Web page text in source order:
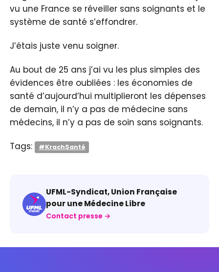
vu une France se réveiller sans soignants et le
système de santé s’effondrer.
J’étais juste venu soigner.
Au bout de 25 ans j’ai vu les plus simples des
évidences être oubliées : les économies de
santé d’aujourd’hui multiplieront les dépenses
de demain, il n’y a pas de médecine sans
médecins, il n’y a pas de soin sans soignants.
Tags: #KrachSanté
UFML-Syndicat, Union Française
pour une Médecine Libre
Contact presse →